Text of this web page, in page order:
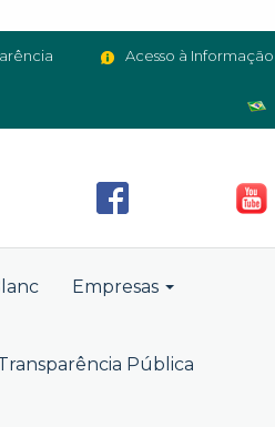
Acesso à Informação
Empresas
Pública